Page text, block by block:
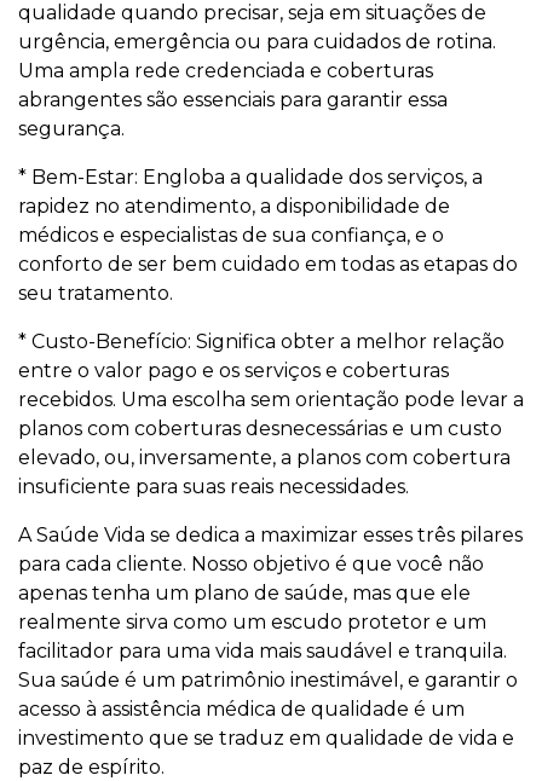
qualidade quando precisar, seja em situações de
urgência, emergência ou para cuidados de rotina.
Uma ampla rede credenciada e coberturas
abrangentes são essenciais para garantir essa
segurança.
* Bem-Estar: Engloba a qualidade dos serviços, a
rapidez no atendimento, a disponibilidade de
médicos e especialistas de sua confiança, e o
conforto de ser bem cuidado em todas as etapas do
seu tratamento.
* Custo-Benefício: Significa obter a melhor relação
entre o valor pago e os serviços e coberturas
recebidos. Uma escolha sem orientação pode levar a
planos com coberturas desnecessárias e um custo
elevado, ou, inversamente, a planos com cobertura
insuficiente para suas reais necessidades.
A Saúde Vida se dedica a maximizar esses três pilares
para cada cliente. Nosso objetivo é que você não
apenas tenha um plano de saúde, mas que ele
realmente sirva como um escudo protetor e um
facilitador para uma vida mais saudável e tranquila.
Sua saúde é um patrimônio inestimável, e garantir o
acesso à assistência médica de qualidade é um
investimento que se traduz em qualidade de vida e
paz de espírito.